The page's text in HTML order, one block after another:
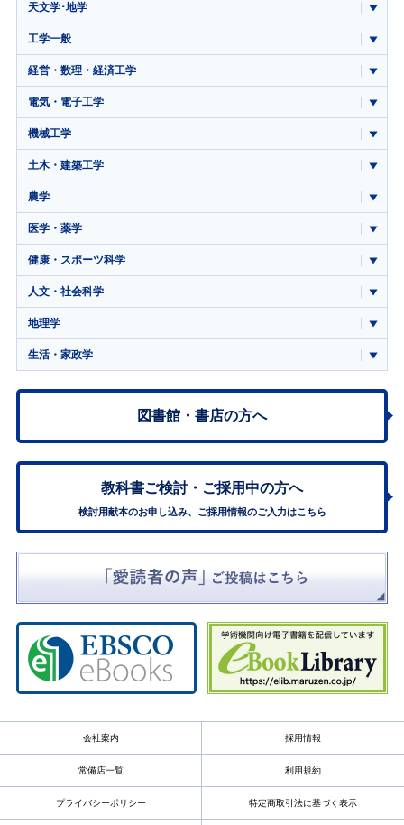
天文学･地学
工学一般
経営・数理・経済工学
電気・電子工学
機械工学
土木・建築工学
農学
医学・薬学
健康・スポーツ科学
人文・社会科学
地理学
生活・家政学
図書館・書店の方へ
教科書ご検討・ ご採用中の方へ
検討用献本のお申し込み、ご採用情報のご入力はこちら
会社案内 採用情報
常備店一覧 利用規約
プライバシーポリシー 特定商取引法に基づく表示